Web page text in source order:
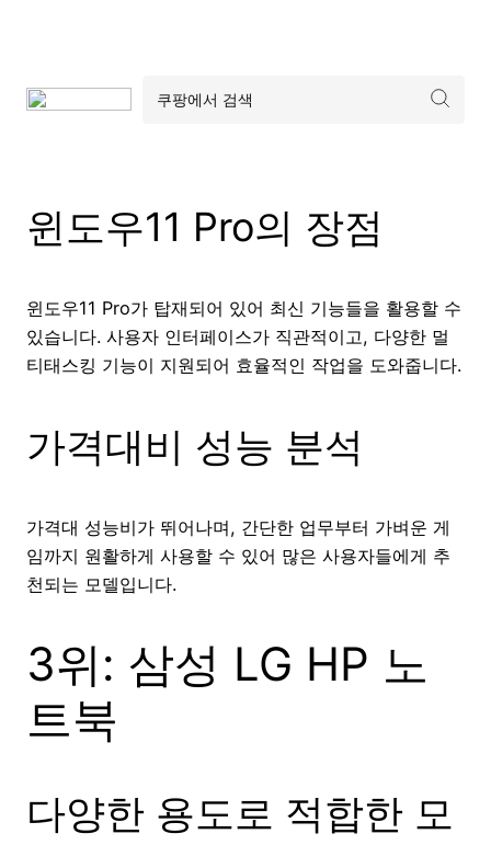
윈도우11 Pro의 장점
윈도우11 Pro가 탑재되어 있어 최신 기능들을 활용할 수
있습니다. 사용자 인터페이스가 직관적이고, 다양한 멀
티태스킹 기능이 지원되어 효율적인 작업을 도와줍니다.
가격대비 성능 분석
가격대 성능비가 뛰어나며, 간단한 업무부터 가벼운 게
임까지 원활하게 사용할 수 있어 많은 사용자들에게 추
천되는 모델입니다.
3위: 삼성 LG HP 노
트북
다양한 용도로 적합한 모